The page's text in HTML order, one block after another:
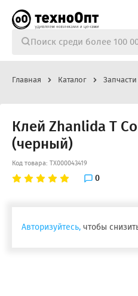
Главная Каталог Запчасти
Клей Zhanlida T
(черный)
Код товара: ТХ000043419
0
Авторизуйтесь, чтобы